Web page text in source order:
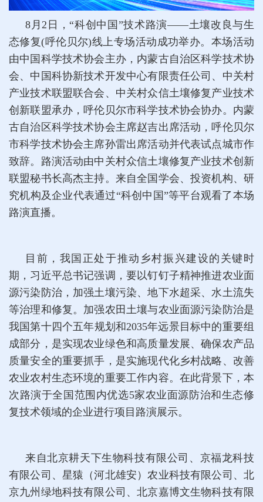
8月2日，“科创中国”技术路演——土壤改良与生
态修复(呼伦贝尔)线上专场活动成功举办。本场活动
由中国科学技术协会主办，内蒙古自治区科学技术协
会、中国科协新技术开发中心有限责任公司、中关村
产业技术联盟联合会、中关村众信土壤修复产业技术
创新联盟承办，呼伦贝尔市科学技术协会协办。内蒙
古自治区科学技术协会主席赵吉出席活动，呼伦贝尔
市科学技术协会主席孙雷出席活动并代表试点城市作
致辞。路演活动由中关村众信土壤修复产业技术创新
联盟秘书长高杰主持。来自全国学会、投资机构、研
究机构及企业代表通过“科创中国”等平台观看了本场
路演直播。
目前，我国正处于推动乡村振兴建设的关键时
期，习近平总书记强调，要以钉钉子精神推进农业面
源污染防治，加强土壤污染、地下水超采、水土流失
等治理和修复。加强农田土壤与农业面源污染防治是
我国第十四个五年规划和2035年远景目标中的重要组
成部分，是实现农业绿色和高质量发展、确保农产品
质量安全的重要抓手，是实施现代化乡村战略、改善
农业农村生态环境的重要工作内容。在此背景下，本
次路演于全国范围内优选5家农业面源防治和生态修
复技术领域的企业进行项目路演展示。
来自北京耕天下生物科技有限公司、京福龙科技
有限公司、星猿（河北雄安）农业科技有限公司、北
京九州绿地科技有限公司、北京嘉博文生物科技有限